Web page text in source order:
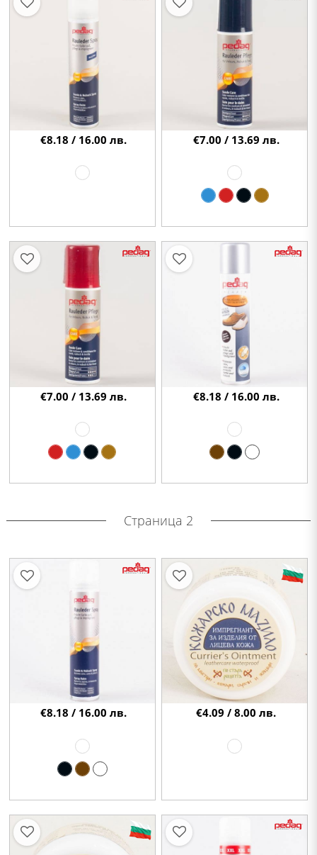
€8.18 / 16.00 лв. €7.00 / 13.69 лв.
€7.00 / 13.69 лв. €8.18 / 16.00 лв.
Страница 2
€8.18 / 16.00 лв. €4.09 / 8.00 лв.